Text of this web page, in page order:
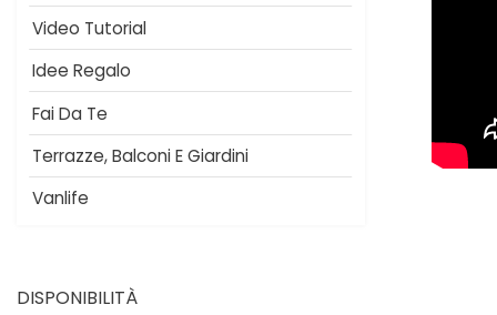
Video Tutorial
Idee Regalo
Fai Da Te
Terrazze, Balconi E Giardini
Vanlife
DISPONIBILITÀ